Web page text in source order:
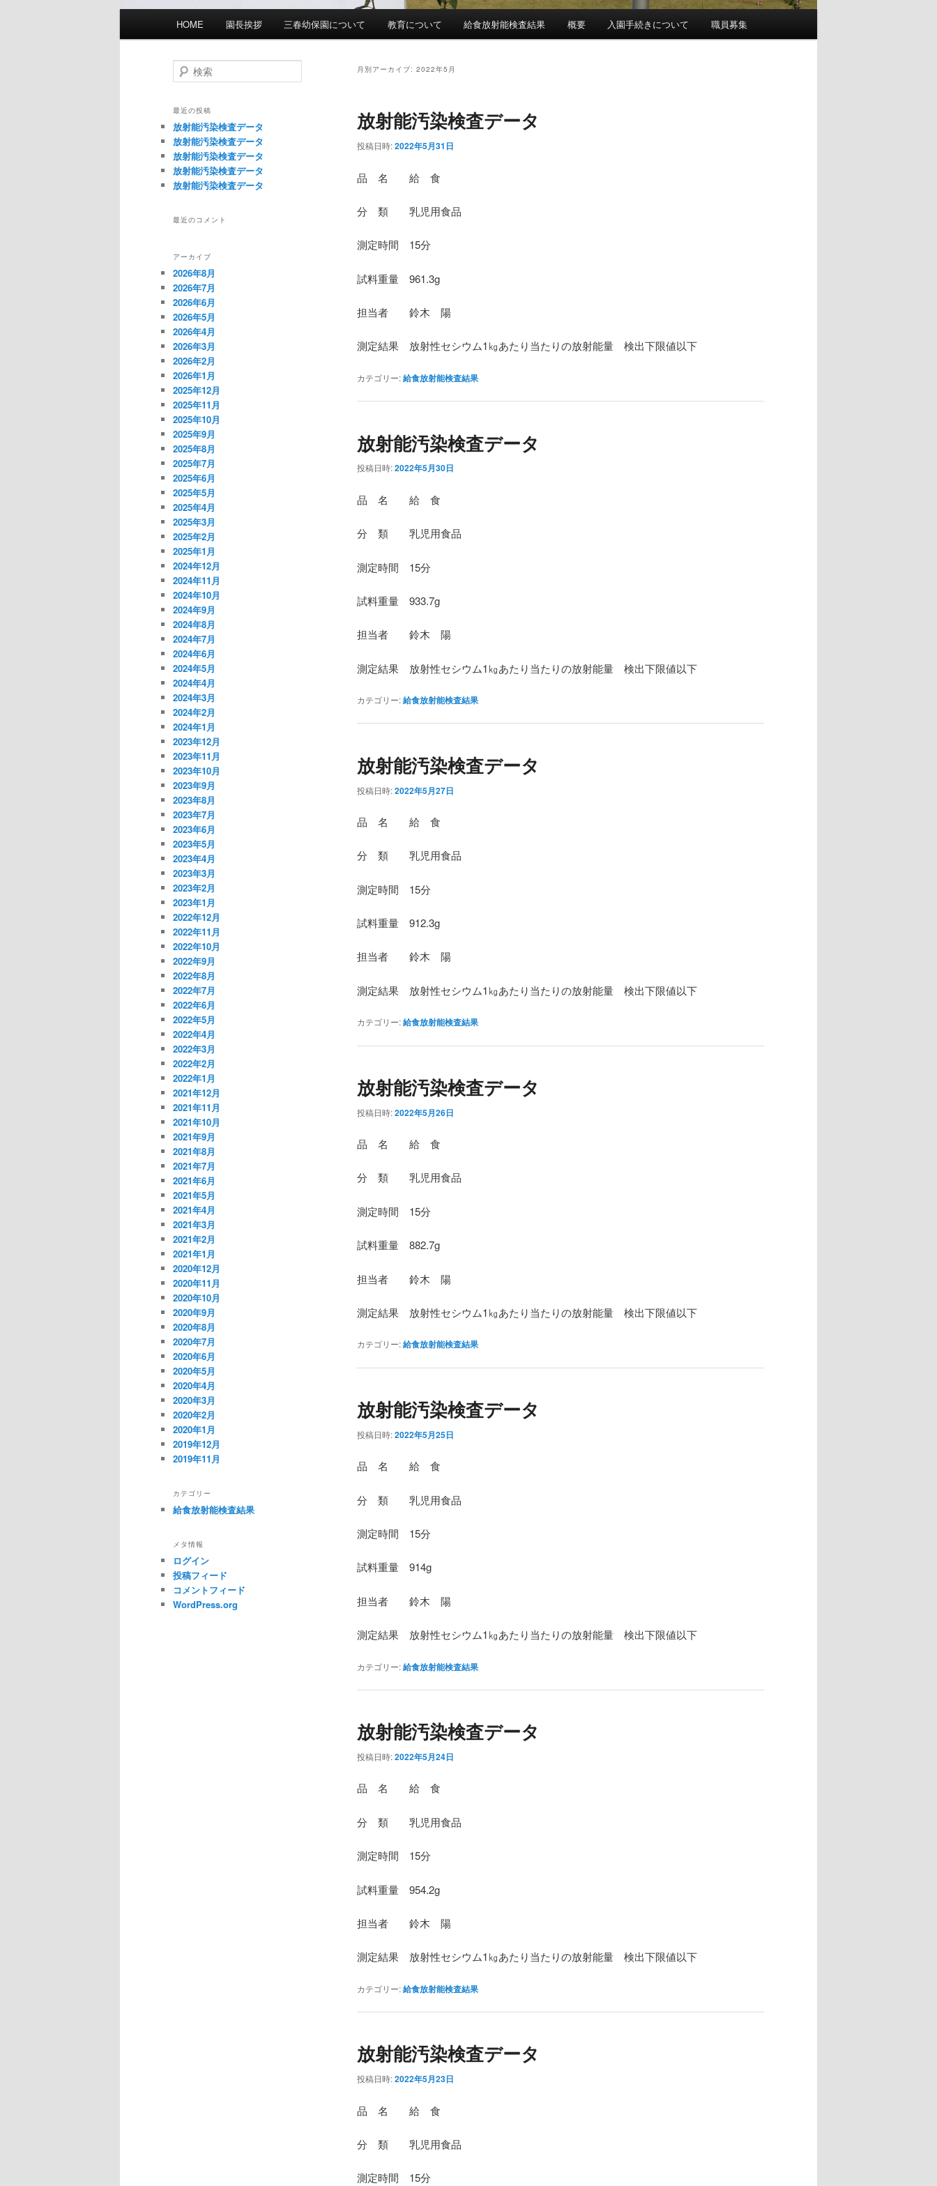
HOME 園長挨拶 三春幼保園について 教育について 給食放射能検査結果 概要 入園手続きについて 職員募集
月別アーカイブ: 2022年5月
放射能汚染検査データ
投稿日時:2022年5月31日
品 名 給 食
分 類 乳児用食品
測定時間 15分
試料重量 961.3g
担当者 鈴木 陽
測定結果 放射性セシウム1㎏あたり当たりの放射能量 検出下限値以下
カテゴリー:給食放射能検査結果
放射能汚染検査データ
投稿日時:2022年5月30日
品 名 給 食
分 類 乳児用食品
測定時間 15分
試料重量 933.7g
担当者 鈴木 陽
測定結果 放射性セシウム1㎏あたり当たりの放射能量 検出下限値以下
カテゴリー:給食放射能検査結果
放射能汚染検査データ
投稿日時:2022年5月27日
品 名 給 食
分 類 乳児用食品
測定時間 15分
試料重量 912.3g
担当者 鈴木 陽
測定結果 放射性セシウム1㎏あたり当たりの放射能量 検出下限値以下
カテゴリー:給食放射能検査結果
放射能汚染検査データ
投稿日時:2022年5月26日
品 名 給 食
分 類 乳児用食品
測定時間 15分
試料重量 882.7g
担当者 鈴木 陽
測定結果 放射性セシウム1㎏あたり当たりの放射能量 検出下限値以下
カテゴリー:給食放射能検査結果
放射能汚染検査データ
投稿日時:2022年5月25日
品 名 給 食
分 類 乳児用食品
測定時間 15分
試料重量 914g
担当者 鈴木 陽
測定結果 放射性セシウム1㎏あたり当たりの放射能量 検出下限値以下
カテゴリー:給食放射能検査結果
放射能汚染検査データ
投稿日時:2022年5月24日
品 名 給 食
分 類 乳児用食品
測定時間 15分
試料重量 954.2g
担当者 鈴木 陽
測定結果 放射性セシウム1㎏あたり当たりの放射能量 検出下限値以下
カテゴリー:給食放射能検査結果
放射能汚染検査データ
投稿日時:2022年5月23日
品 名 給 食
分 類 乳児用食品
測定時間 15分
検
索
最近の投稿
放射能汚染検査データ
放射能汚染検査データ
放射能汚染検査データ
放射能汚染検査データ
放射能汚染検査データ
最近のコメント
アーカイブ
2026年8月
2026年7月
2026年6月
2026年5月
2026年4月
2026年3月
2026年2月
2026年1月
2025年12月
2025年11月
2025年10月
2025年9月
2025年8月
2025年7月
2025年6月
2025年5月
2025年4月
2025年3月
2025年2月
2025年1月
2024年12月
2024年11月
2024年10月
2024年9月
2024年8月
2024年7月
2024年6月
2024年5月
2024年4月
2024年3月
2024年2月
2024年1月
2023年12月
2023年11月
2023年10月
2023年9月
2023年8月
2023年7月
2023年6月
2023年5月
2023年4月
2023年3月
2023年2月
2023年1月
2022年12月
2022年11月
2022年10月
2022年9月
2022年8月
2022年7月
2022年6月
2022年5月
2022年4月
2022年3月
2022年2月
2022年1月
2021年12月
2021年11月
2021年10月
2021年9月
2021年8月
2021年7月
2021年6月
2021年5月
2021年4月
2021年3月
2021年2月
2021年1月
2020年12月
2020年11月
2020年10月
2020年9月
2020年8月
2020年7月
2020年6月
2020年5月
2020年4月
2020年3月
2020年2月
2020年1月
2019年12月
2019年11月
カテゴリー
給食放射能検査結果
メタ情報
ログイン
投稿フィード
コメントフィード
WordPress.org